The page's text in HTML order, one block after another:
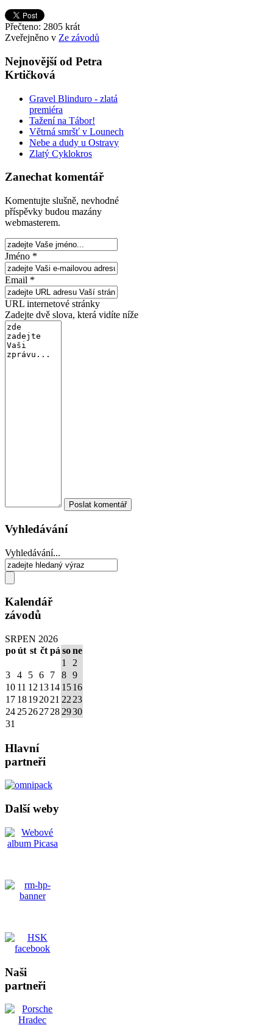
Přečteno: 2805 krát
Zveřejněno v Ze závodů
Nejnovější od Petra
Krtičková
Gravel Blinduro - zlatá
premiéra
Tažení na Tábor!
Větrná smršť v Lounech
Nebe a dudy u Ostravy
Zlatý Cyklokros
Zanechat komentář
Komentujte slušně, nevhodné
příspěvky budou mazány
webmasterem.
Jméno *
Email *
URL internetové stránky
Zadejte dvě slova, která vidíte níže
Vyhledávání
Vyhledávání...
Kalendář
závodů
SRPEN 2026
poút st čt pá sone
1
2
3
4 5 6 7 8 9
10 11 12 1314 1516
17 18192021 22 23
24 25262728 2930
31
Hlavní
partneři
Další weby
Naši
partneři